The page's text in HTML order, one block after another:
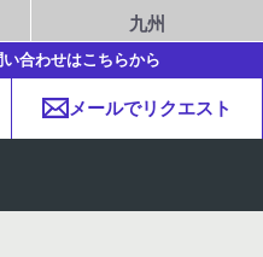
九州
合わせはこちらから
メールでリクエスト